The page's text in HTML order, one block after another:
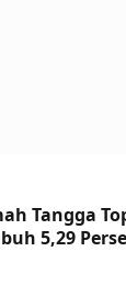
Tangga
5,29